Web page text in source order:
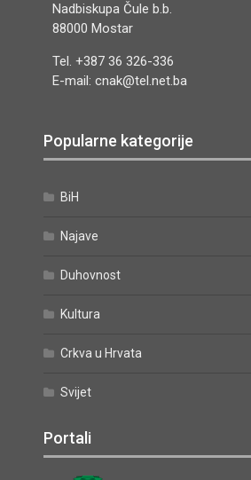
Nadbiskupa Čule b.b.
88000 Mostar
Tel. +387 36 326-336
E-mail: cnak@tel.net.ba
Popularne kategorije
BiH
Najave
Duhovnost
Kultura
Crkva u Hrvata
Svijet
Portali